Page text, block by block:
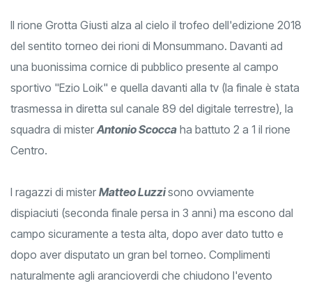
Il rione Grotta Giusti alza al cielo il trofeo dell'edizione 2018
del sentito torneo dei rioni di Monsummano. Davanti ad
una buonissima cornice di pubblico presente al campo
sportivo "Ezio Loik" e quella davanti alla tv (la finale è stata
trasmessa in diretta sul canale 89 del digitale terrestre), la
squadra di mister
I ragazzi di misterMatteo Luzzi sono ovviamente
dispiaciuti (seconda finale persa in 3 anni) ma escono dal
campo sicuramente a testa alta, dopo aver dato tutto e
dopo aver disputato un gran bel torneo. Complimenti